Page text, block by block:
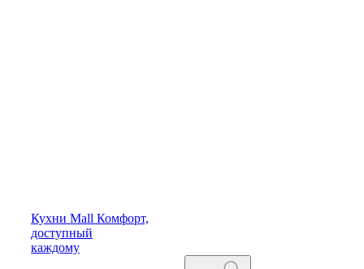
Кухни Mall Комфорт,
доступный
каждому